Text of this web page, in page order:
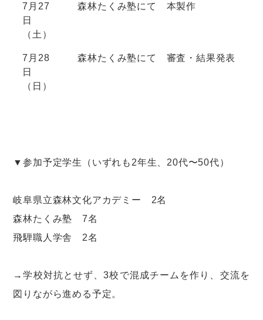
7月27
日
（土）
森林たくみ塾にて 本製作
7月28
日
（日）
森林たくみ塾にて 審査・結果発表
▼参加予定学生（いずれも2年生、20代〜50代）
岐阜県立森林文化アカデミー 2名
森林たくみ塾 7名
飛騨職人学舎 2名
→学校対抗とせず、3校で混成チームを作り、交流を
図りながら進める予定。